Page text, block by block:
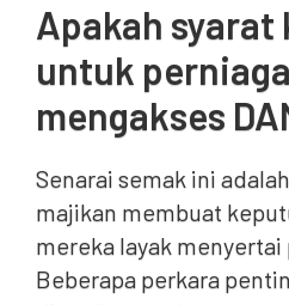
Apakah syarat
untuk
mengakses
Senarai semak ini
majikan membuat
mereka layak menyertai
Beberapa perkara